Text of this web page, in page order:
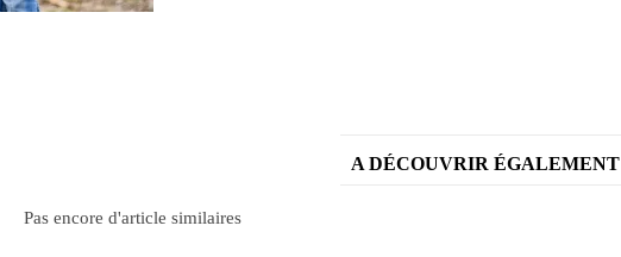
A DÉCOUVRIR ÉGALEMENT
Pas encore d'article similaires